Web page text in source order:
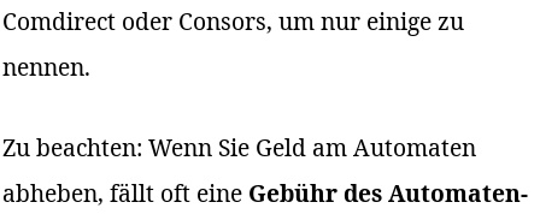
Comdirect oder Consors, um nur einige zu
nennen.
Zu beachten: Wenn Sie Geld am Automaten
abheben, fällt oft eine Gebühr des Automaten-